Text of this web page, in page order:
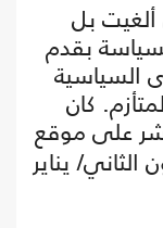
بل
بقدم
السياسية
كان
على موقع
بتاريخ 29 كانون الثاني/ يناير